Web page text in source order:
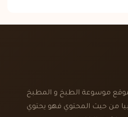
موسوعة الطبخ و المطبخ
من حيث المحتوي فهو يحتوي